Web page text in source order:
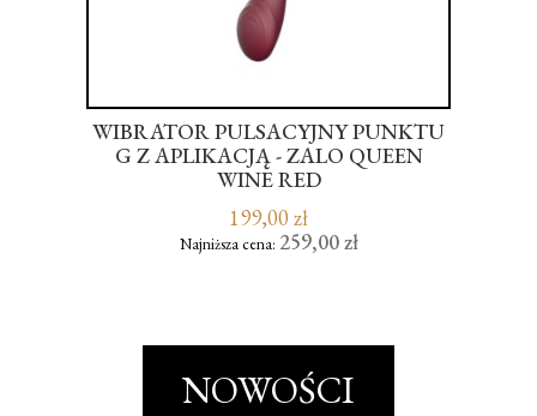
WIBRATOR PULSACYJNY PUNKTU
G Z APLIKACJĄ - ZALO QUEEN
WINE RED
199,00 zł
Najniższa cena: 259,00 zł
NOWOŚCI